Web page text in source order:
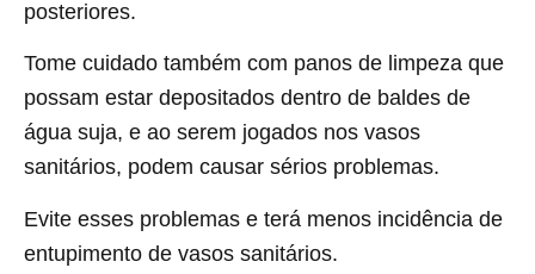
posteriores.
Tome cuidado também com panos de limpeza que
possam estar depositados dentro de baldes de
água suja, e ao serem jogados nos vasos
sanitários, podem causar sérios problemas.
Evite esses problemas e terá menos incidência de
entupimento de vasos sanitários.